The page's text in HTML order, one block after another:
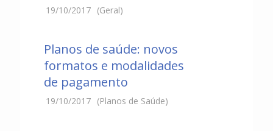
19/10/2017 (Geral)
Planos de saúde: novos
formatos e modalidades
de pagamento
19/10/2017 (Planos de Saúde)